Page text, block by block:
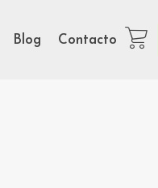
Blog Contacto